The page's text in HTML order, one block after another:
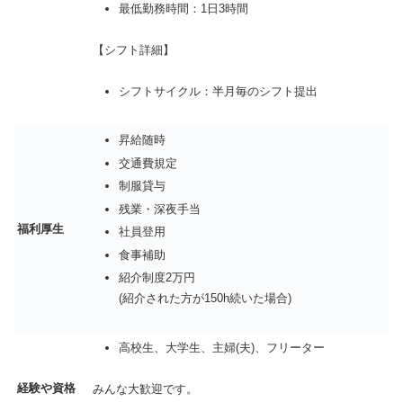
最低勤務時間：1日3時間
【シフト詳細】
シフトサイクル：半月毎のシフト提出
福利厚生
昇給随時
交通費規定
制服貸与
残業・深夜手当
社員登用
食事補助
紹介制度2万円
(紹介された方が150h続いた場合)
経験や資格
高校生、大学生、主婦(夫)、フリーター
みんな大歓迎です。